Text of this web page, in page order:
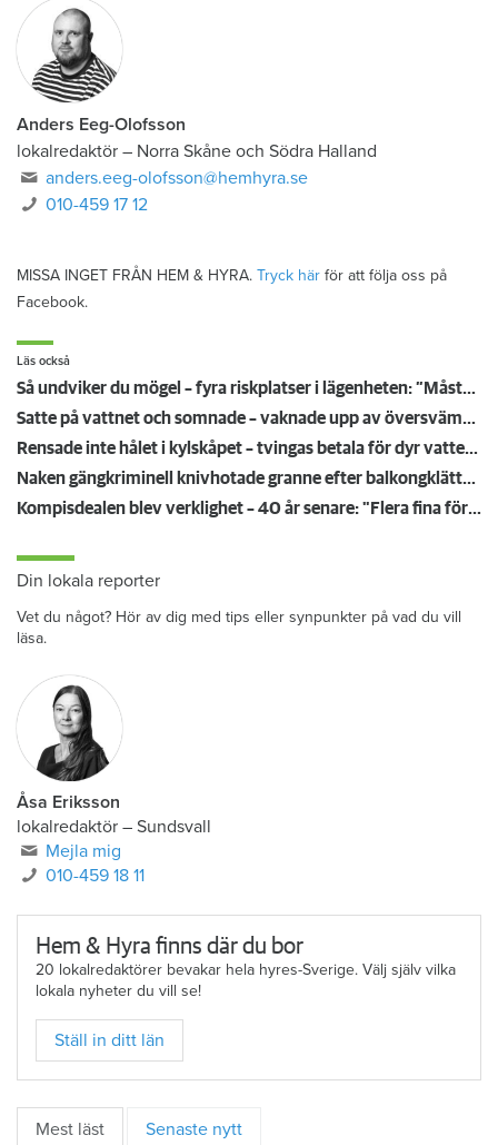
Anders Eeg-Olofsson
lokalredaktör – Norra Skåne och Södra Halland
anders.eeg-olofsson@hemhyra.se
010-459 17 12
MISSA INGET FRÅN HEM & HYRA. Tryck här för att följa oss på
Facebook.
Läs också
Så undviker du mögel – fyra riskplatser i lägenheten: ”Måste städa bort”
Satte på vattnet och somnade – vaknade upp av översvämning hos grannen
Rensade inte hålet i kylskåpet – tvingas betala för dyr vattenskada
Naken gängkriminell knivhotade granne efter balkongklättring
Kompisdealen blev verklighet – 40 år senare: "Flera fina fördelar med att dela bostad"
Din lokala reporter
Vet du något? Hör av dig med tips eller synpunkter på vad du vill
läsa.
Åsa Eriksson
lokalredaktör – Sundsvall
Mejla mig
010-459 18 11
Hem & Hyra finns där du bor
20 lokalredaktörer bevakar hela hyres-Sverige. Välj själv vilka
lokala nyheter du vill se!
Ställ in ditt län
Mest läst Senaste nytt